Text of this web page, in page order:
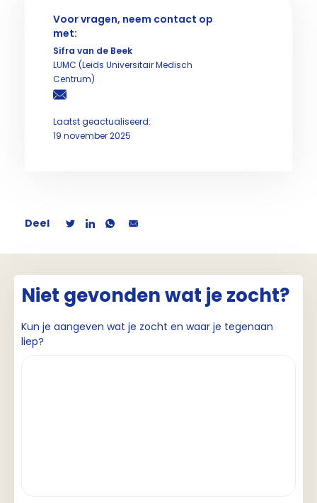
Voor vragen, neem contact op
met:
Sifra van de Beek
LUMC (Leids Universitair Medisch
Centrum)
Laatst geactualiseerd:
19 november 2025
Deel
Niet gevonden wat je zocht?
Kun je aangeven wat je zocht en waar je tegenaan
liep?